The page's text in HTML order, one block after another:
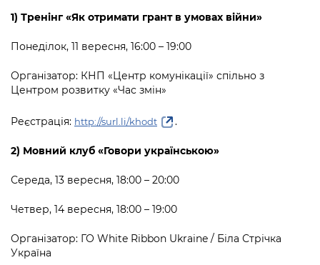
Гендерна політика
Безбар'єрність
Київська міська військова адміністрація
Портал Захисників та Захисниць
Безбар'єрність
Портал послуг
Уряд» – місцевий рівень»
Важливе під час воєнного стану
Про відкриті дані
Портал даних Києва
Публічні дашборди
1) Тренінг «Як отримати грант в умовах війни»
Понеділок, 11 вересня, 16:00 – 19:00
Організатор: КНП «Центр комунікації» спільно з
Центром розвитку «Час змін»
Реєстрація: http://surl.li/khodt .
2) Мовний клуб «Говори українською»
Середа, 13 вересня, 18:00 – 20:00
Четвер, 14 вересня, 18:00 – 19:00
Організатор: ГО White Ribbon Ukraine / Біла Стрічка
Україна